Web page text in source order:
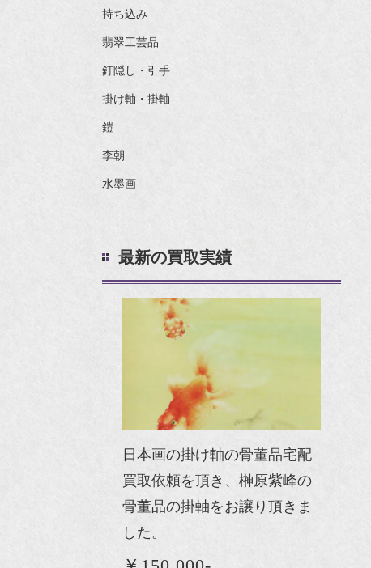
持ち込み
翡翠工芸品
釘隠し・引手
掛け軸・掛軸
鎧
李朝
水墨画
最新の買取実績
日本画の掛け軸の骨董品宅配
買取依頼を頂き、榊原紫峰の
骨董品の掛軸をお譲り頂きま
した。